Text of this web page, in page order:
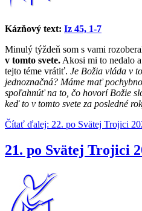
Kázňový text: Iz 45, 1-7
Minulý týždeň som s vami
v tomto svete. Akosi mi to nedalo
tejto téme vrátiť. Je Božia vláda v
jednoznačná? Máme mať
spoľahnúť na to, čo hovorí Božie
keď to v tomto svete za posledné
Čítať ďalej: 22. po Svätej Trojici
21. po Svätej Trojici